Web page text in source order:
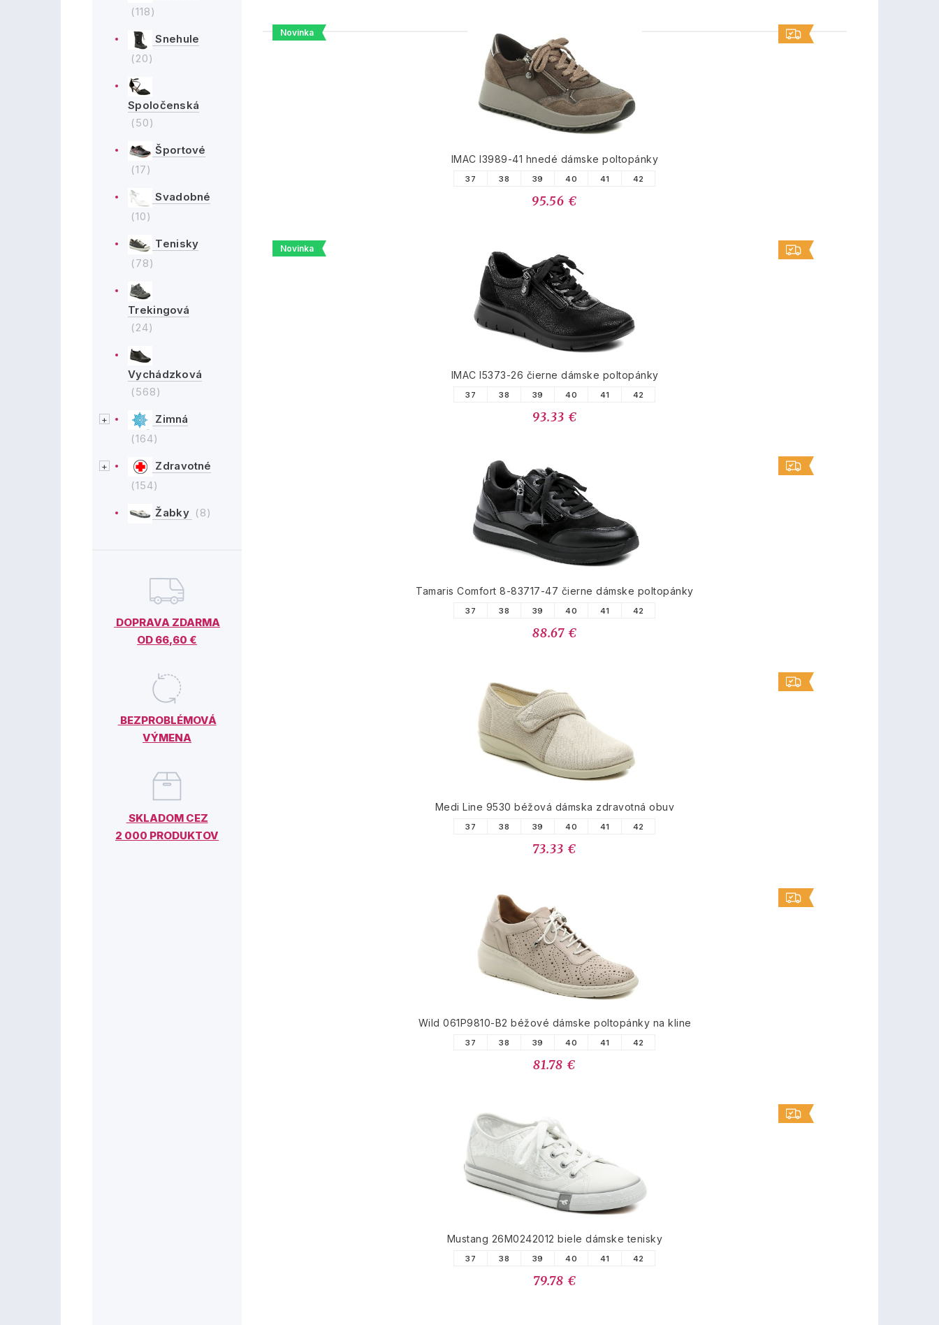
(118)
Snehule
(20)
Spoločenská
(50)
Športové
(17)
Svadobné
(10)
Tenisky
(78)
Trekingová
(24)
Vychádzková
(568)
Zimná
(164)
Zdravotné
(154)
Žabky (8)
DOPRAVA ZDARMA
OD 66,60 €
BEZPROBLÉMOVÁ
VÝMENA
SKLADOM CEZ
2 000 PRODUKTOV
PODOBNÉ PRODUKTY
Novinka
IMAC I3989-41 hnedé dámske poltopánky
37 38 39 40 41 42
95.56 €
Novinka
IMAC I5373-26 čierne dámske poltopánky
37 38 39 40 41 42
93.33 €
Tamaris Comfort 8-83717-47 čierne dámske poltopánky
37 38 39 40 41 42
88.67 €
Medi Line 9530 béžová dámska zdravotná obuv
37 38 39 40 41 42
73.33 €
Wild 061P9810-B2 béžové dámske poltopánky na kline
37 38 39 40 41 42
81.78 €
Mustang 26M0242012 biele dámske tenisky
37 38 39 40 41 42
79.78 €